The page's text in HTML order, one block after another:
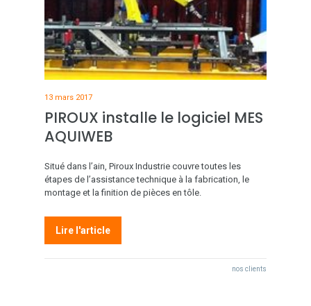
13 mars 2017
PIROUX installe le logiciel MES
AQUIWEB
Situé dans l’ain, Piroux Industrie couvre toutes les
étapes de l’assistance technique à la fabrication, le
montage et la finition de pièces en tôle.
Lire l'article
nos clients